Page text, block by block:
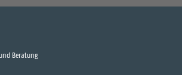
Beratung